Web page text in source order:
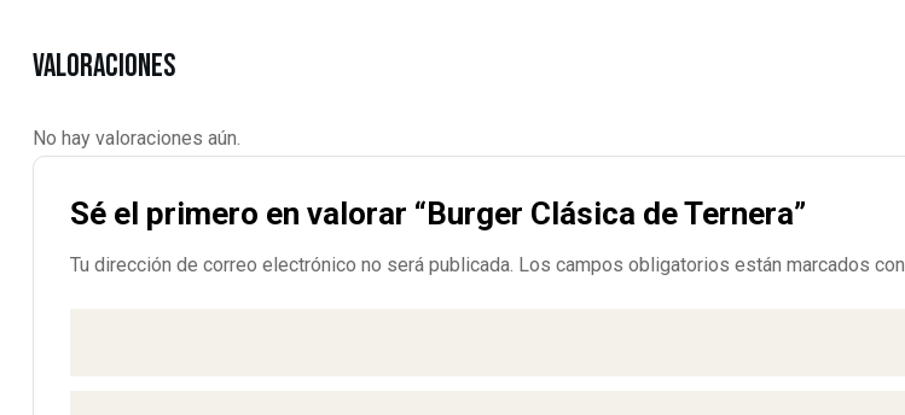
Valoraciones
No hay valoraciones aún.
Sé el primero en valorar “Burger Clásica de Ternera”
Tu dirección de correo electrónico no será publicada. Los campos obligatorios están marcados con